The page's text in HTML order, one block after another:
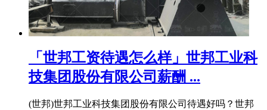
「世邦工资待遇怎么样」世邦工业科
技集团股份有限公司薪酬 ...
(世邦)世邦工业科技集团股份有限公司待遇好吗？世邦